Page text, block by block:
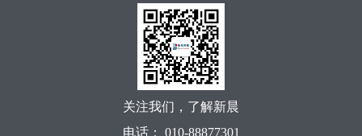
关注我们，了解新晨
电话： 010-88877301